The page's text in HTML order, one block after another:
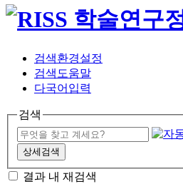
검색환경설정
검색도움말
다국어입력
검색
상세검색
결과 내 재검색